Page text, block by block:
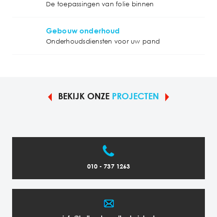
De toepassingen van folie binnen
Gebouw onderhoud
Onderhoudsdiensten voor uw pand
BEKIJK ONZE PROJECTEN
010 - 737 1263